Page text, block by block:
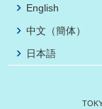
English
中文（簡体）
日本語